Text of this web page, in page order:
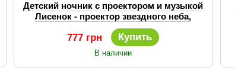
Детский ночник с проектором и музыкой
Лисенок - проектор звездного неба,
мелодии
777 грн Купить
В наличии